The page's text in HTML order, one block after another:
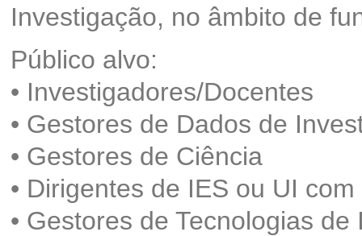
Investigação, no âmbito de
Público alvo:
• Investigadores/Docentes
• Gestores de Dados de
• Gestores de Ciência
• Dirigentes de IES ou UI
• Gestores de Tecnologias de